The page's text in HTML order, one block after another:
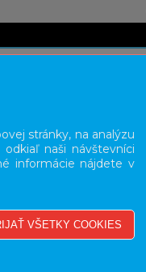
FIT STUDIO
stránky, na analýzu
naši návštevníci
informácie nájdete v